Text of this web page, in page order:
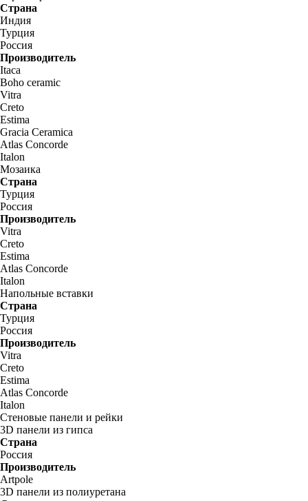
Страна
Индия
Турция
Россия
Производитель
Itaca
Boho ceramic
Vitra
Creto
Estima
Gracia Ceramica
Atlas Concorde
Italon
Мозаика
Страна
Турция
Россия
Производитель
Vitra
Creto
Estima
Atlas Concorde
Italon
Напольные вставки
Страна
Турция
Россия
Производитель
Vitra
Creto
Estima
Atlas Concorde
Italon
Стеновые панели и рейки
3D панели из гипса
Страна
Россия
Производитель
Artpole
3D панели из полиуретана